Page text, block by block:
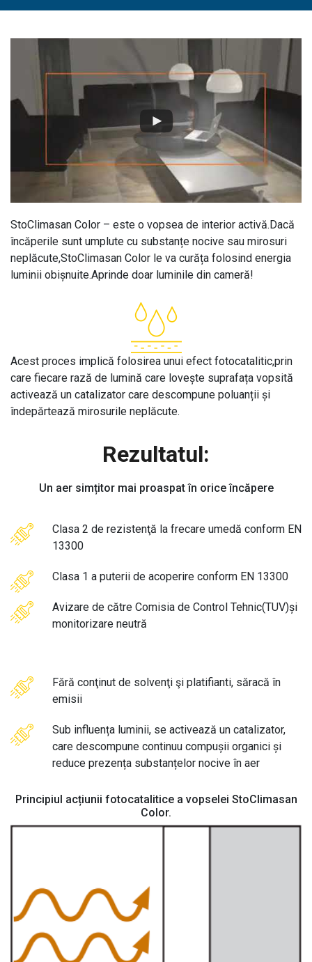
StoClimasan Color – este o vopsea de interior activă.Dacă
încăperile sunt umplute cu substanțe nocive sau mirosuri
neplăcute,StoClimasan Color le va curăța folosind energia
luminii obișnuite.Aprinde doar luminile din cameră!
Acest proces implică folosirea unui efect fotocatalitic,prin
care fiecare rază de lumină care lovește suprafața vopsită
activează un catalizator care descompune poluanții și
îndepărtează mirosurile neplăcute.
Rezultatul:
Un aer simțitor mai proaspat în orice încăpere
Clasa 2 de rezistenţă la frecare umedă conform EN
13300
Clasa 1 a puterii de acoperire conform EN 13300
Avizare de către Comisia de Control Tehnic(TUV)și
monitorizare neutră
Fără conţinut de solvenţi şi platifianti, săracă în
emisii
Sub influența luminii, se activează un catalizator,
care descompune continuu compușii organici și
reduce prezența substanțelor nocive în aer
Principiul acțiunii fotocatalitice a vopselei StoClimasan
Color.